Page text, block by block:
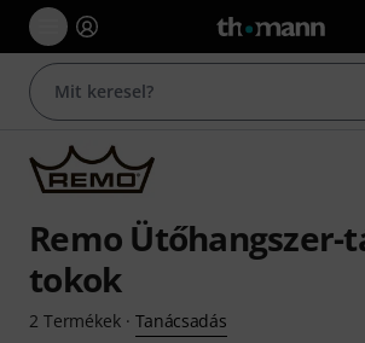
Remo Ütőhangszer-
tokok
2 Termékek· Tanácsadás